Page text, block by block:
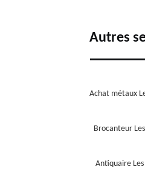
Autres
Achat métaux
Brocanteur
Antiquaire